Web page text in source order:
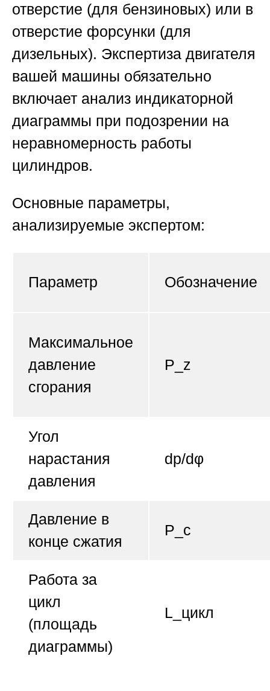
отверстие (для бензиновых) или в
отверстие форсунки (для
дизельных). Экспертиза двигателя
вашей машины обязательно
включает анализ индикаторной
диаграммы при подозрении на
неравномерность работы
цилиндров.
Основные параметры,
анализируемые экспертом:
Параметр Обозначение
Максимальное
давление
сгорания
P_z
Угол
нарастания
давления
dp/dφ
Давление в
конце сжатия
P_c
Работа за
цикл
(площадь
диаграммы)
L_цикл